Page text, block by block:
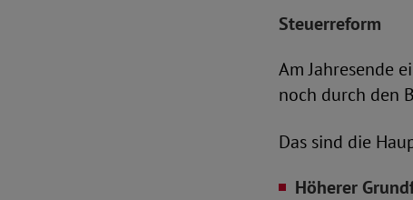
Steuerreform
Am Jahresende
noch durch den
Das sind die
Höherer